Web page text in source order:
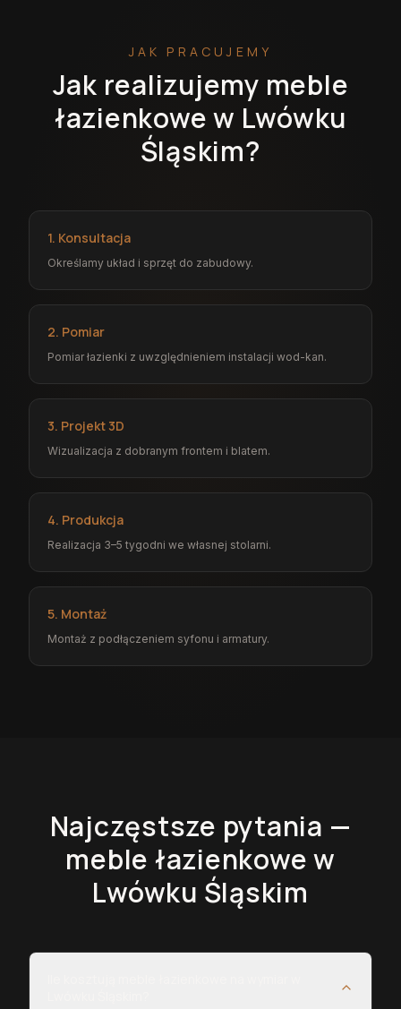
JAK PRACUJEMY
Jak realizujemy meble
łazienkowe w Lwówku
Śląskim?
1. Konsultacja
Określamy układ i sprzęt do zabudowy.
2. Pomiar
Pomiar łazienki z uwzględnieniem instalacji wod-kan.
3. Projekt 3D
Wizualizacja z dobranym frontem i blatem.
4. Produkcja
Realizacja 3–5 tygodni we własnej stolarni.
5. Montaż
Montaż z podłączeniem syfonu i armatury.
Najczęstsze pytania —
meble łazienkowew
Lwówku Śląskim